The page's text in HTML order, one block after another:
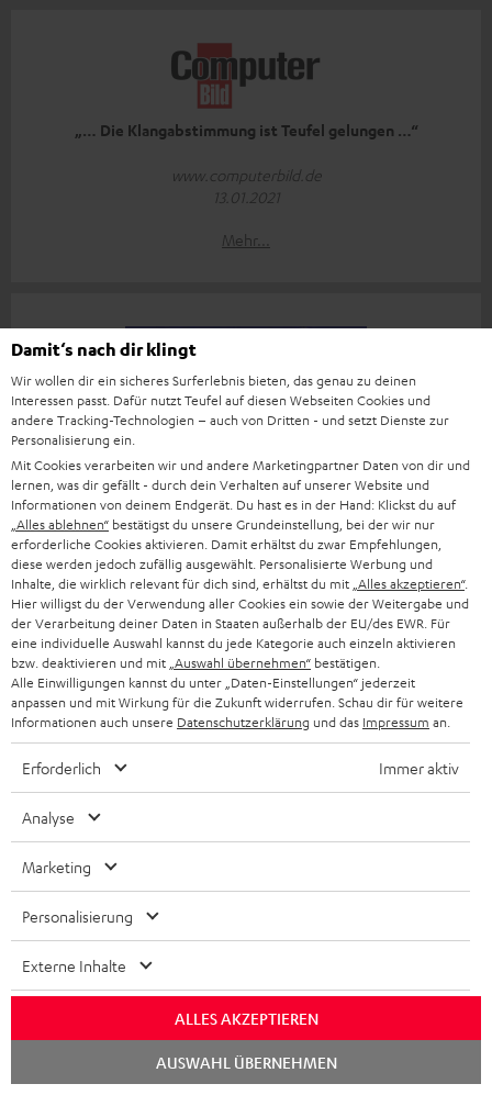
„… Die Klangabstimmung ist Teufel gelungen …“
www.computerbild.de
13.01.2021
Mehr...
„Toll!“
01/2021
Mehr...
„… ein wirklich guter Kopfhörer.“
www.beyondpixels.at
„Ich kann euch den Teufel Supreme On Ear Kopfhörer auf
www.majaly-tech.de
Damit‘s nach dir klingt
Wir wollen dir ein sicheres Surferlebnis bieten, das genau zu deinen
Interessen passt. Dafür nutzt Teufel auf diesen Webseiten Cookies und
andere Tracking-Technologien – auch von Dritten - und setzt Dienste zur
Personalisierung ein.
Mit Cookies verarbeiten wir und andere Marketingpartner Daten von dir und
lernen, was dir gefällt - durch dein Verhalten auf unserer Website und
Informationen von deinem Endgerät. Du hast es in der Hand: Klickst du auf
„Alles ablehnen“ bestätigst du unsere Grundeinstellung, bei der wir nur
erforderliche Cookies aktivieren. Damit erhältst du zwar Empfehlungen,
diese werden jedoch zufällig ausgewählt. Personalisierte Werbung und
Inhalte, die wirklich relevant für dich sind, erhältst du mit „Alles akzeptieren“.
Hier willigst du der Verwendung aller Cookies ein sowie der Weitergabe und
der Verarbeitung deiner Daten in Staaten außerhalb der EU/des EWR. Für
eine individuelle Auswahl kannst du jede Kategorie auch einzeln aktivieren
bzw. deaktivieren und mit „Auswahl übernehmen“ bestätigen.
Alle Einwilligungen kannst du unter „Daten-Einstellungen“ jederzeit
anpassen und mit Wirkung für die Zukunft widerrufen. Schau dir für weitere
Informationen auch unsere Datenschutzerklärung und das Impressum an.
Erforderlich Immer aktiv
Analyse
Marketing
Personalisierung
Externe Inhalte
ALLES AKZEPTIEREN
AUSWAHL ÜBERNEHMEN